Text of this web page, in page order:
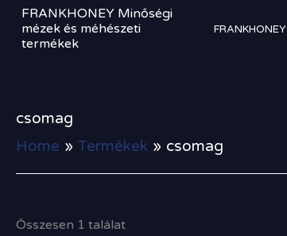
Skip
content
FRANKHONEY Minőségi
mézek és méhészeti
termékek
FRANKHONEY
csomag
Home
Termékek csomag
Összesen 1 találat